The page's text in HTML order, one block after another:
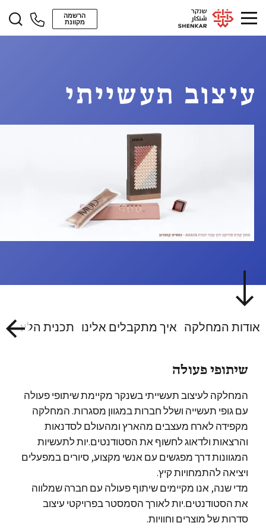
הרשמה
מקוונת
עיצוב תעשייתי
אודות המחלקה איך מתקבלים אלינו תכנית
שיתופי פעולה
המחלקה לעיצוב תעשייתי בשנקר מקיימת שיתופי פעולה
עם גופי תעשייה ושלל חברות במגוון מסגרות. המחלקה
מקפידה לארח מעצבים מהארץ ומהעולם לסדנאות
והרצאות ולדאוג לחשוף את הסטודנטים.יות לתעשיות
המגוונות דרך מפגשים עם אנשי מקצוע, סיורים במפעלים
ויציאה להתמחויות קיץ.
מדי שנה, אנו מקיימים שיתוף פעולה עם חברה שמלווה
את הסטודנטים.יות לאורך הסמסטר בפרויקטי עיצוב
סדרות של מוצרים וחוויות.